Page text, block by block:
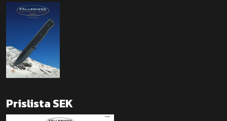
Prislista SEK